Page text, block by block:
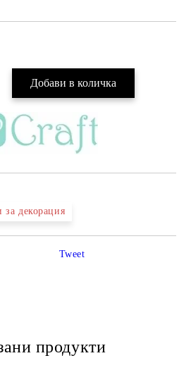
декорация
Tweet
продукти